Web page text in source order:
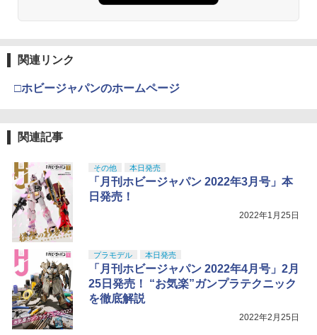
関連リンク
□ホビージャパンのホームページ
関連記事
その他 本日発売
「月刊ホビージャパン 2022年3月号」本
日発売！
2022年1月25日
プラモデル 本日発売
「月刊ホビージャパン 2022年4月号」2月
25日発売！ “お気楽”ガンプラテクニック
を徹底解説
2022年2月25日